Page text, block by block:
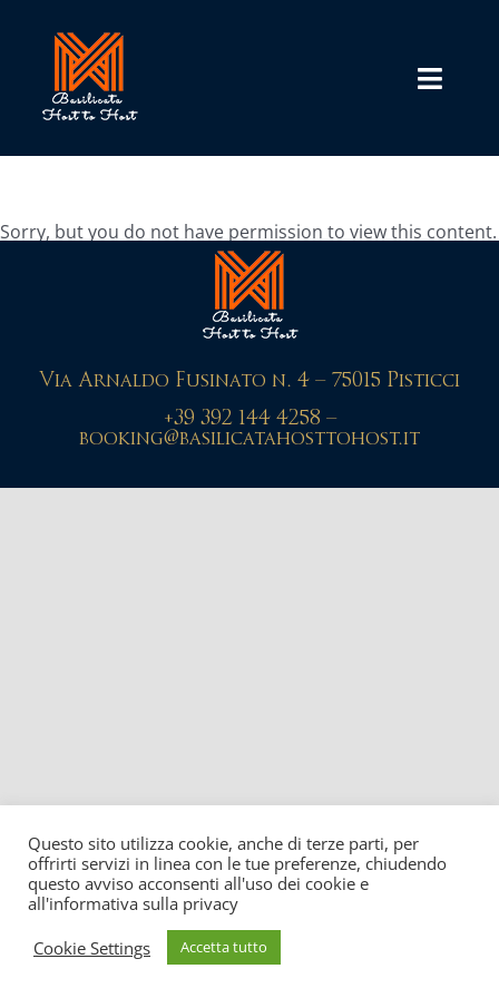
contenuto
Home
Torna al riepilogo
Sorry, but you do not have permission to view this content.
Via Arnaldo Fusinato n. 4 – 75015 Pisticci
+39 392 144 4258 –
booking@basilicatahosttohost.it
Questo sito utilizza cookie, anche di terze parti, per
offrirti servizi in linea con le tue preferenze, chiudendo
questo avviso acconsenti all'uso dei cookie e
all'informativa sulla privacy
Cookie Settings
Accetta tutto